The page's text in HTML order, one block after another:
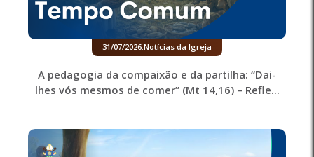
31/07/2026 Notícias da Igreja
A pedagogia da compaixão e da partilha: “Dai-
lhes vós mesmos de comer” (Mt 14,16) – Refle...